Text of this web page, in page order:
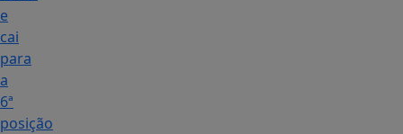
e
cai
para
a
6ª
posição